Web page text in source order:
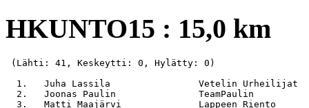
HKUNTO15 : 15,0 km
(Lähti: 41, Keskeytti: 0, Hylätty: 0)
1.   Juha Lassila                Vetelin
2.   Joonas Paulin               TeamPaulin
3.   Matti Maajärvi              Lappeen Riento